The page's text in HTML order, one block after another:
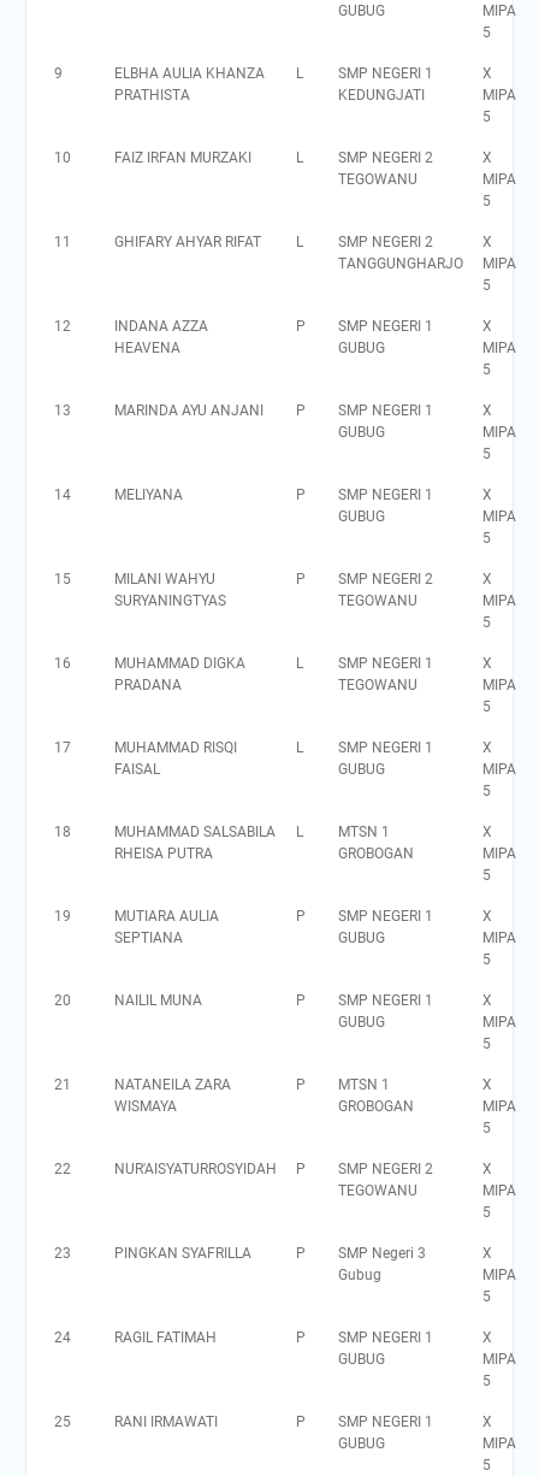
GUBUG
MIPA
5
9
ELBHA AULIA KHANZA
PRATHISTA
L
SMP NEGERI 1
KEDUNGJATI
X
MIPA
5
10 FAIZ IRFAN MURZAKI L
SMP NEGERI 2
TEGOWANU
X
MIPA
5
11 GHIFARY AHYAR RIFAT L
SMP NEGERI 2
TANGGUNGHARJO
X
MIPA
5
12
INDANA AZZA
HEAVENA
P
SMP NEGERI 1
GUBUG
X
MIPA
5
13 MARINDA AYU ANJANI P
SMP NEGERI 1
GUBUG
X
MIPA
5
14 MELIYANA P
SMP NEGERI 1
GUBUG
X
MIPA
5
15
MILANI WAHYU
SURYANINGTYAS
P
SMP NEGERI 2
TEGOWANU
X
MIPA
5
16
MUHAMMAD DIGKA
PRADANA
L
SMP NEGERI 1
TEGOWANU
X
MIPA
5
17
MUHAMMAD RISQI
FAISAL
L
SMP NEGERI 1
GUBUG
X
MIPA
5
18
MUHAMMAD SALSABILA
RHEISA PUTRA
L
MTSN 1
GROBOGAN
X
MIPA
5
19
MUTIARA AULIA
SEPTIANA
P
SMP NEGERI 1
GUBUG
X
MIPA
5
20 NAILIL MUNA P
SMP NEGERI 1
GUBUG
X
MIPA
5
21
NATANEILA ZARA
WISMAYA
P
MTSN 1
GROBOGAN
X
MIPA
5
22 NUR'AISYATURROSYIDAH P
SMP NEGERI 2
TEGOWANU
X
MIPA
5
23 PINGKAN SYAFRILLA P
SMP Negeri 3
Gubug
X
MIPA
5
24 RAGIL FATIMAH P
SMP NEGERI 1
GUBUG
X
MIPA
5
25 RANI IRMAWATI P
SMP NEGERI 1
GUBUG
X
MIPA
5